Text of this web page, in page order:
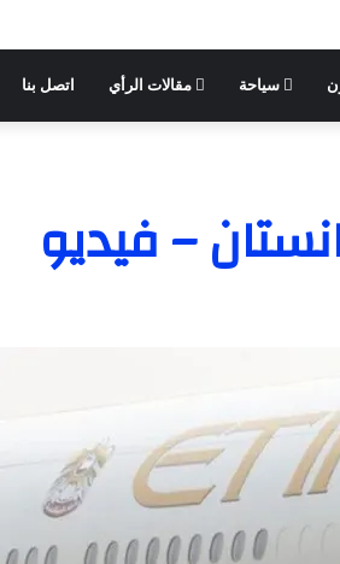
سياحة مقالات الرأي اتصل بنا
– فيديو